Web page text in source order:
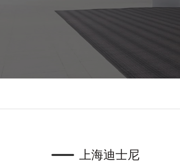
上海迪士尼